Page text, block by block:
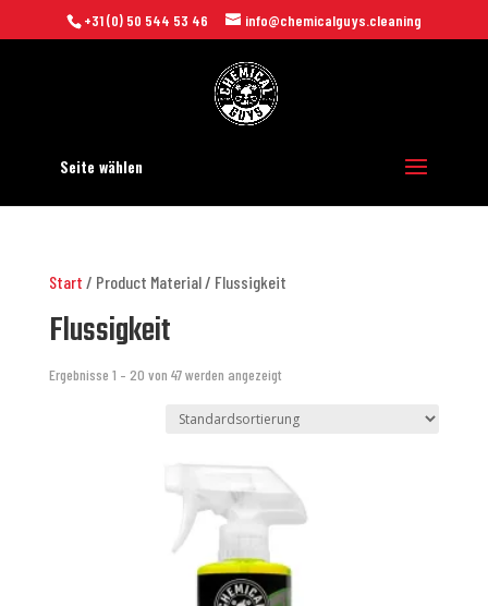
+31 (0) 50 544 53 46 info@chemicalguys.cleaning
Seite wählen
Start / Product Material / Flussigkeit
Flussigkeit
Ergebnisse 1 – 20 von 47 werden angezeigt